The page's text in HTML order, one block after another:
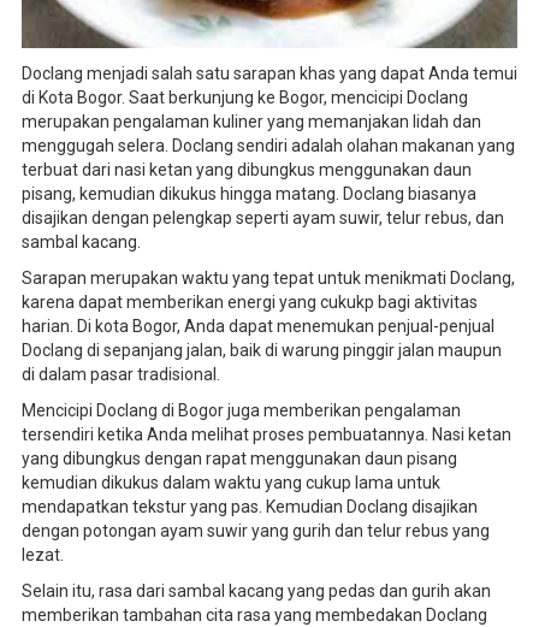
Doclang menjadi salah satu sarapan khas yang dapat Anda temui
di Kota Bogor. Saat berkunjung ke Bogor, mencicipi Doclang
merupakan pengalaman kuliner yang memanjakan lidah dan
menggugah selera. Doclang sendiri adalah olahan makanan yang
terbuat dari nasi ketan yang dibungkus menggunakan daun
pisang, kemudian dikukus hingga matang. Doclang biasanya
disajikan dengan pelengkap seperti ayam suwir, telur rebus, dan
sambal kacang.
Sarapan merupakan waktu yang tepat untuk menikmati Doclang,
karena dapat memberikan energi yang cukukp bagi aktivitas
harian. Di kota Bogor, Anda dapat menemukan penjual-penjual
Doclang di sepanjang jalan, baik di warung pinggir jalan maupun
di dalam pasar tradisional.
Mencicipi Doclang di Bogor juga memberikan pengalaman
tersendiri ketika Anda melihat proses pembuatannya. Nasi ketan
yang dibungkus dengan rapat menggunakan daun pisang
kemudian dikukus dalam waktu yang cukup lama untuk
mendapatkan tekstur yang pas. Kemudian Doclang disajikan
dengan potongan ayam suwir yang gurih dan telur rebus yang
lezat.
Selain itu, rasa dari sambal kacang yang pedas dan gurih akan
memberikan tambahan cita rasa yang membedakan Doclang